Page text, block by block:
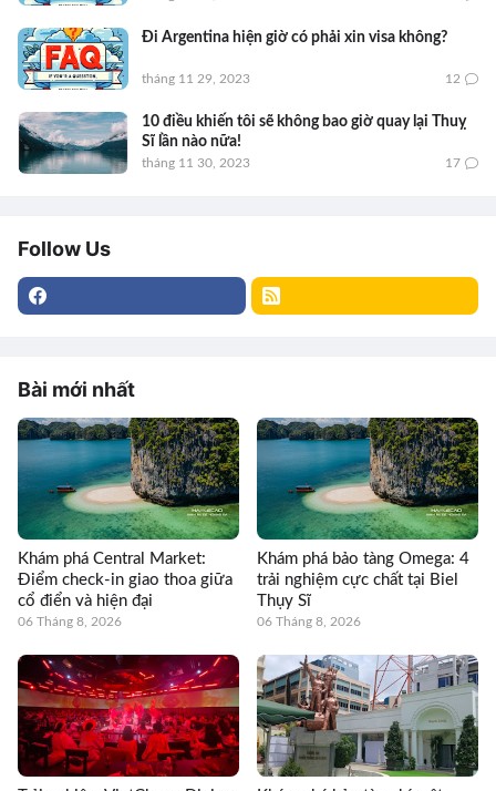
Đi Argentina hiện giờ có phải xin visa không?
tháng 11 29, 2023 12
10 điều khiến tôi sẽ không bao giờ quay lại Thuỵ
Sĩ lần nào nữa!
tháng 11 30, 2023 17
Follow Us
Bài mới nhất
Khám phá Central Market:
Điểm check-in giao thoa giữa
cổ điển và hiện đại
06 Tháng 8, 2026
Khám phá bảo tàng Omega: 4
trải nghiệm cực chất tại Biel
Thụy Sĩ
06 Tháng 8, 2026